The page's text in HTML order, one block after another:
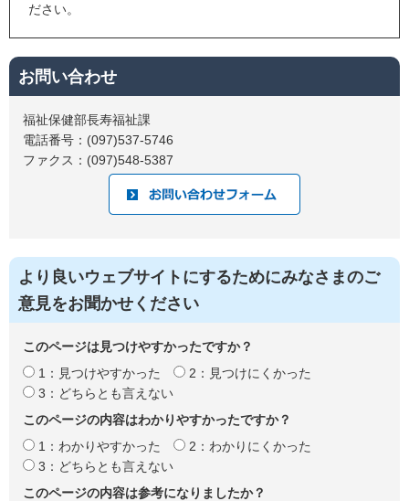
ださい。
お問い合わせ
福祉保健部長寿福祉課
電話番号：(097)537-5746
ファクス：(097)548-5387
より良いウェブサイトにするためにみなさまのご
意見をお聞かせください
このページは見つけやすかったですか？
1：見つけやすかった
2：見つけにくかった
3：どちらとも言えない
このページの内容はわかりやすかったですか？
1：わかりやすかった
2：わかりにくかった
3：どちらとも言えない
このページの内容は参考になりましたか？